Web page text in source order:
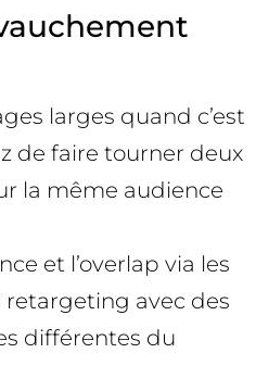
larges quand c’est
de faire tourner deux
la même audience
et l’overlap via les
retargeting avec des
différentes du